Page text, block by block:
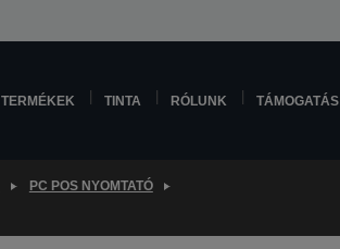
TERMÉKEK TINTA RÓLUNK TÁMOGATÁS
PC POS NYOMTATÓ